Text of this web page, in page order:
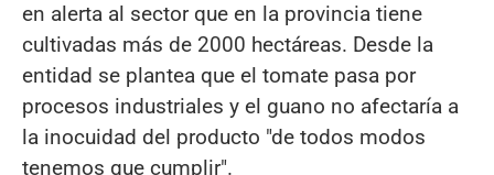
en alerta al sector que en la provincia tiene
cultivadas más de 2000 hectáreas. Desde la
entidad se plantea que el tomate pasa por
procesos industriales y el guano no afectaría a
la inocuidad del producto "de todos modos
tenemos que cumplir".